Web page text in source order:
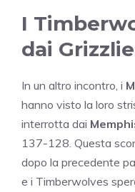
I
dai
In un altro incontro, i
hanno visto la loro
interrotta dai
137-128. Questa
dopo la precedente
e i Timberwolves